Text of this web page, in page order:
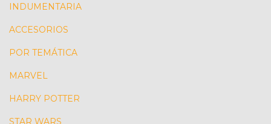
INDUMENTARIA
ACCESORIOS
POR TEMÁTICA
MARVEL
HARRY POTTER
STAR WARS